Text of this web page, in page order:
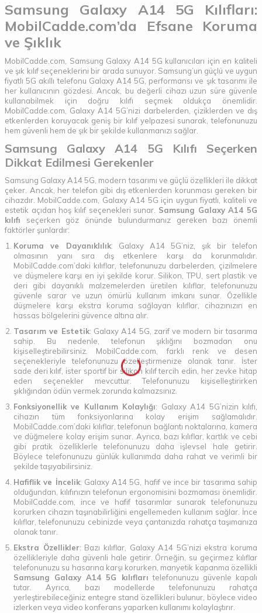
Samsung Galaxy A14 5G Kılıfları:
MobilCadde.com’da Efsane Koruma
ve Şıklık
MobilCadde.com, Samsung Galaxy A14 5G kullanıcıları için en kaliteli
ve şık kılıf seçeneklerini bir arada sunuyor. Samsung’un güçlü ve uygun
fiyatlı 5G akıllı telefonu Galaxy A14 5G, performansı ve şık tasarımı ile
her kullanıcının gözdesi. Ancak, bu değerli cihazı uzun süre güvenle
kullanabilmek için doğru kılıfı seçmek oldukça önemlidir.
MobilCadde.com, Galaxy A14 5G’nizi darbelerden, çiziklerden ve dış
etkenlerden koruyacak geniş bir kılıf yelpazesi sunarak, telefonunuzu
hem güvenli hem de şık bir şekilde kullanmanızı sağlar.
Samsung Galaxy A14 5G Kılıfı Seçerken
Dikkat Edilmesi Gerekenler
Samsung Galaxy A14 5G, modern tasarımı ve güçlü özellikleri ile dikkat
çeker. Ancak, her telefon gibi dış etkenlerden korunması gereken bir
cihazdır. MobilCadde.com, Galaxy A14 5G için uygun fiyatlı, kaliteli ve
estetik açıdan hoş kılıf seçenekleri sunar. Samsung Galaxy A14 5G
kılıfı seçerken göz önünde bulundurmanız gereken bazı önemli
faktörler şunlardır:
Koruma ve Dayanıklılık: Galaxy A14 5G’niz, şık bir telefon
olmasının yanı sıra dış etkenlere karşı da korunmalıdır.
MobilCadde.com’daki kılıflar, telefonunuzu darbelerden, çizilmelere
ve düşmelere karşı en iyi şekilde korur. Silikon, TPU, sert plastik ve
deri gibi dayanıklı malzemelerden üretilen kılıflar, telefonunuzu
güvenle sarar ve uzun ömürlü kullanım imkanı sunar. Özellikle
düşmelere karşı ekstra koruma sağlayan kılıflar, cihazınızın en
hassas bölgelerini güvence altına alır.
Tasarım ve Estetik: Galaxy A14 5G, zarif ve modern bir tasarıma
sahip. Bu nedenle, telefonun şıklığını bozmadan onu
kişiselleştirebilirsiniz. MobilCadde.com, farklı renk ve desen
seçenekleriyle telefonunuzu özelleştirmenize olanak tanır. İster
sade deri kılıf, ister sportif bir silikon kılıf tercih edin, her zevke hitap
eden seçenekler mevcuttur. Telefonunuzu kişiselleştirirken
şıklığından ödün vermek zorunda kalmazsınız.
Fonksiyonellik ve Kullanım Kolaylığı: Galaxy A14 5G’nizin kılıfı,
cihazın tüm fonksiyonlarına kolay erişim sağlamalıdır.
MobilCadde.com’daki kılıflar, telefonun bağlantı noktalarına, kamera
ve düğmelere kolay erişim sunar. Ayrıca, bazı kılıflar, kartlık ve cebi
gibi pratik özelliklerle telefonunuzu daha işlevsel hale getirir.
Böylece telefonunuzu günlük kullanımda daha rahat ve verimli bir
şekilde taşıyabilirsiniz.
Hafiflik ve İncelik: Galaxy A14 5G, hafif ve ince bir tasarıma sahip
olduğundan, kılıfınızın telefonun ergonomisini bozmaması önemlidir.
MobilCadde.com, ince ve hafif tasarımlar sunarak telefonunuzu
korurken cihazın taşınabilirliğini engellemeden kullanım sağlar. İnce
kılıflar, telefonunuzu cebinizde veya çantanızda rahatça taşımanıza
olanak tanır.
Ekstra Özellikler: Bazı kılıflar, Galaxy A14 5G’nizi ekstra koruma
özellikleriyle daha güvenli hale getirir. Örneğin, su geçirmez kılıflar
telefonunuzu su hasarına karşı korurken, manyetik kapanma özellikli
Samsung Galaxy A14 5G kılıfları telefonunuzu güvenle kapalı
tutar. Ayrıca, bazı modellerde telefonunuzu rahatça
yerleştirebileceğiniz entegre stand özellikleri bulunur, böylece video
izlerken veya video konferans yaparken kullanımı kolaylaştırır.